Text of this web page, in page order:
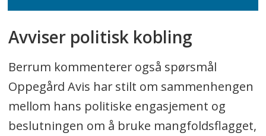
Avviser politisk kobling
Berrum kommenterer også spørsmål
Oppegård Avis har stilt om sammenhengen
mellom hans politiske engasjement og
beslutningen om å bruke mangfoldsflagget,